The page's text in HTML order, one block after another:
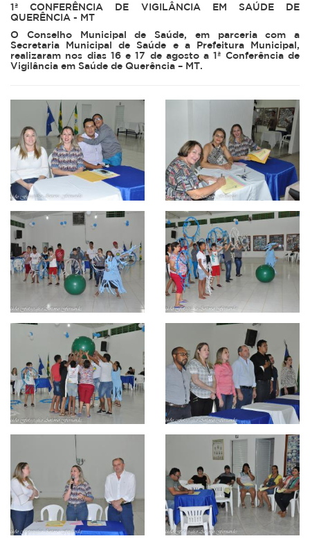
1ª CONFERÊNCIA DE VIGILÂNCIA EM SAÚDE DE
QUERÊNCIA - MT
O Conselho Municipal de Saúde, em parceria com a
Secretaria Municipal de Saúde e a Prefeitura Municipal,
realizaram nos dias 16 e 17 de agosto a 1ª Conferência de
Vigilância em Saúde de Querência – MT.